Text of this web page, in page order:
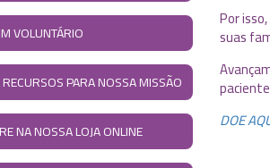
VOLUNTÁRIO
RECURSOS PARA NOSSA MISSÃO
NA NOSSA LOJA ONLINE
Por
suas
DOE